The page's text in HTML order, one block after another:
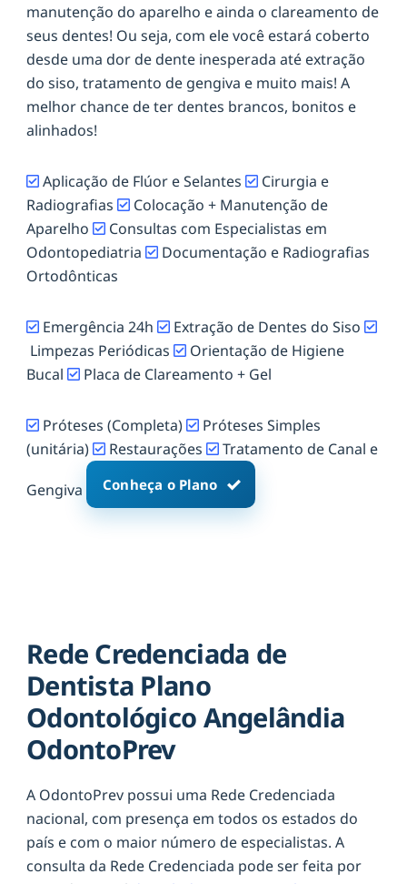
manutenção do aparelho e ainda o clareamento de
seus dentes! Ou seja, com ele você estará coberto
desde uma dor de dente inesperada até extração
do siso, tratamento de gengiva e muito mais! A
melhor chance de ter dentes brancos, bonitos e
alinhados!
Aplicação de Flúor e Selantes
Cirurgia e
Radiografias
Colocação + Manutenção de
Aparelho
Consultas com Especialistas em
Odontopediatria
Documentação e Radiografias
Ortodônticas
Emergência 24h
Extração de Dentes do Siso
Limpezas Periódicas
Orientação de Higiene
Bucal
Placa de Clareamento + Gel
Próteses (Completa)
Próteses Simples
(unitária)
Restaurações Tratamento de Canal e
Gengiva Conheça o Plano
Rede Credenciada de
Dentista Plano
Odontológico Angelândia
OdontoPrev
A OdontoPrev possui uma Rede Credenciada
nacional, com presença em todos os estados do
país e com o maior número de especialistas. A
consulta da Rede Credenciada pode ser feita por